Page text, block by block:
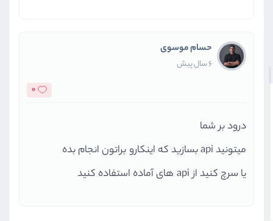
حسام موسوی
6 سال پیش
0
درود بر شما
میتونید api بسازید که اینکارو براتون انجام بده
یا سرچ کنید از api های آماده استفاده کنید